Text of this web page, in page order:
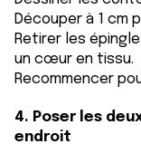
Découper à 1 cm
Retirer les
un cœur en tissu.
Recommencer
4. Poser les
endroit